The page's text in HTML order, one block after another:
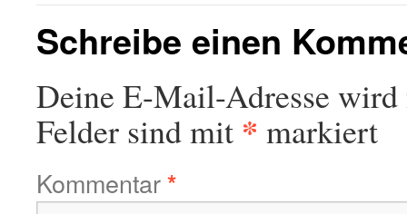
Schreibe einen
Deine E-Mail-Adresse
Felder sind mit * markiert
Kommentar*